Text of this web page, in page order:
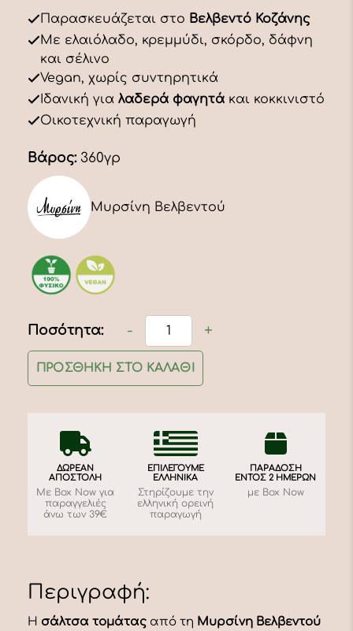
4,20 €.
είναι:
3,90 €.
ofΠαρασκευάζεται στο Βελβεντό Κοζάνης
Με ελαιόλαδο, κρεμμύδι, σκόρδο, δάφνη
και σέλινο
Vegan, χωρίς συντηρητικά
Ιδανική για λαδερά φαγητά και κοκκινιστό
Οικοτεχνική παραγωγή
Βάρος:360γρ
Μυρσίνη Βελβεντού
Ποσότητα:
Σάλτσα
Τομάτας
360γρ.
Βελβεντού
ποσότητα
- +
ΠΡΟΣΘΉΚΗ ΣΤΟ ΚΑΛΆΘΙ
ΔΩΡΕΑΝ
ΑΠΟΣΤΟΛΗ
Με Box Now για
παραγγελιές
άνω των 39€
ΕΠΙΛΕΓΟΥΜΕ
ΕΛΛΗΝΙΚΑ
Στηρίζουμε την
ελληνική ορεινή
παραγωγή
ΠΑΡΑΔΟΣΗ
ΕΝΤΟΣ 2 ΗΜΕΡΩΝ
με Box Now
Περιγραφή:
Η σάλτσα τομάτας από τη Μυρσίνη Βελβεντού